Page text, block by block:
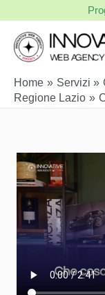
contenuto
Home Servizi
Regione Lazio